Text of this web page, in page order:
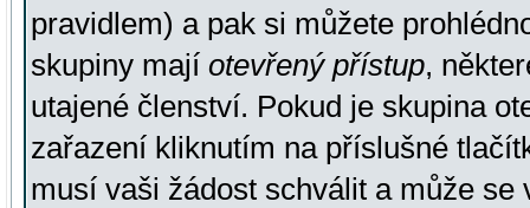
pravidlem) a pak si můžete
skupiny mají otevřený přístup,
utajené členství. Pokud je skupina
zařazení kliknutím na příslušné
musí vaši žádost schválit a může se